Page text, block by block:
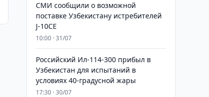
СМИ сообщили о возможной
поставке Узбекистану истребителей
J-10CE
10:00 · 31/07
Российский Ил-114-300 прибыл в
Узбекистан для испытаний в
условиях 40-градусной жары
17:30 · 30/07